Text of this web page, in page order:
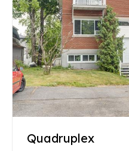
Quadruplex